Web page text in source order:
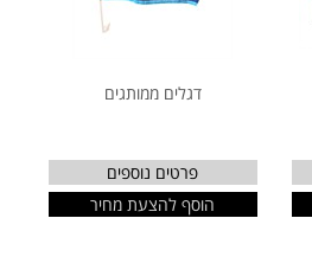
דגלים ממותגים
פרטים נוספים
הוסף להצעת מחיר